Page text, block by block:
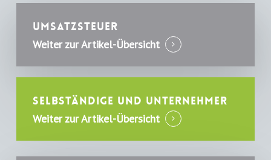
Umsatzsteuer
Weiter zur Artikel-Übersicht
Selbständige und Unternehmer
Weiter zur Artikel-Übersicht